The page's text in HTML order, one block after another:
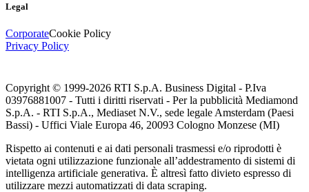
Legal
CorporateCookie Policy
Privacy Policy
Copyright © 1999-2026 RTI S.p.A. Business Digital - P.Iva
03976881007 - Tutti i diritti riservati - Per la pubblicità Mediamond
S.p.A. - RTI S.p.A., Mediaset N.V., sede legale Amsterdam (Paesi
Bassi) - Uffici Viale Europa 46, 20093 Cologno Monzese (MI)
Rispetto ai contenuti e ai dati personali trasmessi e/o riprodotti è
vietata ogni utilizzazione funzionale all’addestramento di sistemi di
intelligenza artificiale generativa. È altresì fatto divieto espresso di
utilizzare mezzi automatizzati di data scraping.